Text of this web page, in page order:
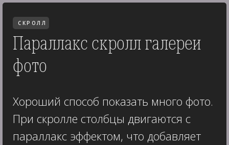
СКРОЛЛ
Параллакс скролл галереи
фото
Хороший способ показать много фото.
При скролле столбцы двигаются с
параллакс эффектом, что добавляет